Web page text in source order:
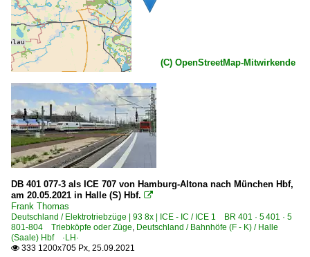
(C) OpenStreetMap-Mitwirkende
DB 401 077-3 als ICE 707 von Hamburg-Altona nach München Hbf,
am 20.05.2021 in Halle (S) Hbf. 
Frank Thomas
Deutschland / Elektrotriebzüge | 93 8x | ICE - IC / ICE 1 BR 401 · 5 401 · 5
801-804 Triebköpfe oder Züge Deutschland / Bahnhöfe (F - K) / Halle
(Saale) Hbf ·LH·
 333 1200x705 Px, 25.09.2021